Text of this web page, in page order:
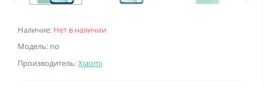
Наличие: Нет в наличии
Модель: no
Производитель:Xiaomi